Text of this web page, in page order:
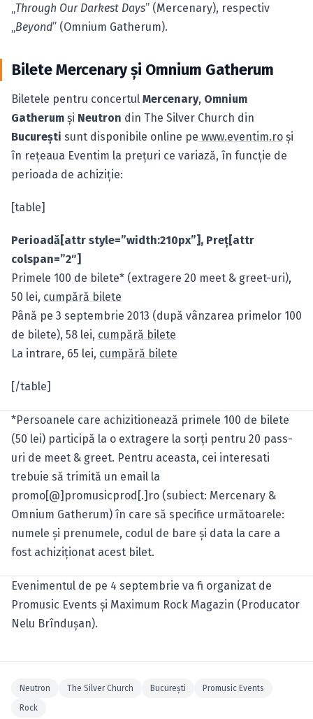
Through Our Darkest Days” (Mercenary), respectiv
Beyond” (Omnium Gatherum).
Bilete Mercenary şi Omnium Gatherum
Biletele pentru concertul Mercenary, Omnium
Gatherum şi Neutron din The Silver Church din
Bucureşti sunt disponibile online pe www.eventim.ro şi
în reţeaua Eventim la preţuri ce variază, în funcţie de
perioada de achiziţie:
[table]
Perioadă[attr style=”width:210px”], Preţ[attr
colspan=”2″]
Primele 100 de bilete* (extragere 20 meet & greet-uri),
50 lei, cumpără bilete
Până pe 3 septembrie 2013 (după vânzarea primelor 100
de bilete), 58 lei, cumpără bilete
La intrare, 65 lei, cumpără bilete
[/table]
*Persoanele care achizitionează primele 100 de bilete
(50 lei) participă la o extragere la sorţi pentru 20 pass-
uri de meet & greet. Pentru aceasta, cei interesati
trebuie să trimită un email la
promo[@]promusicprod[.]ro (subiect: Mercenary &
Omnium Gatherum) în care să specifice următoarele:
numele şi prenumele, codul de bare şi data la care a
fost achiziţionat acest bilet.
Evenimentul de pe 4 septembrie va fi organizat de
Promusic Events şi Maximum Rock Magazin (Producator
Nelu Brînduşan).
Neutron The Silver Church Bucureşti
Promusic Events
Rock